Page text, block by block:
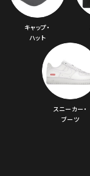
キャップ・
ハット
スニーカー・
ブーツ